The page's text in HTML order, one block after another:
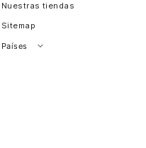
Nuestras tiendas
Sitemap
Países